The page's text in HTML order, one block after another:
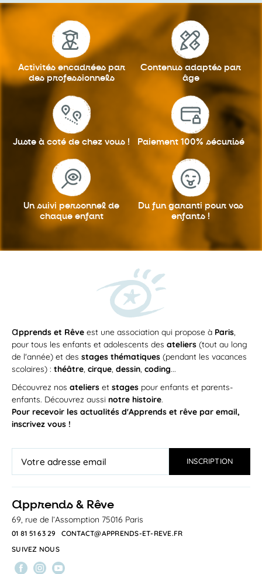
Activités encadrées par
des professionnels
Contenus adaptés par
âge
Juste à coté de chez vous ! Paiement 100% sécurisé
Un suivi personnel de
chaque enfant
Du fun garantipour vos
enfants !
apprends et Rêve est une association qui propose à Paris,
pour tous les enfants et adolescents des ateliers (tout au long
de l'année) et des stages thématiques (pendant les vacances
scolaires) : théâtre, cirque, dessin, coding...
Découvrez nos ateliers et stages pour enfants et parents-
enfants. Découvrez aussi notre histoire.
Pour recevoir les actualités d'Apprends et rêve par email,
inscrivez vous !
apprends & Rêve
69, rue de l’Assomption 75016 Paris
01 81 51 63 29
CONTACT@APPRENDS-ET-REVE.FR
SUIVEZ NOUS